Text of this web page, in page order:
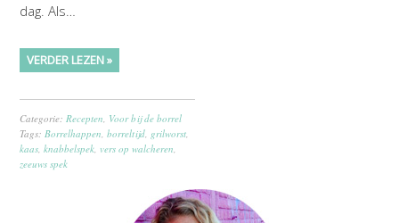
dag. Als…
VERDER LEZEN »
Categorie:Recepten, Voor bij de borrel
Tags:Borrelhappen,borreltijd, grilworst,
kaas,knabbelspek, vers op walcheren,
zeeuws spek